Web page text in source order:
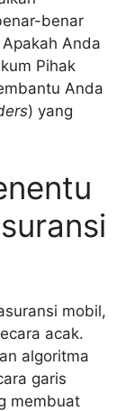
benar
Anda
Pihak
Anda
) yang
mobil,
acak.
algoritma
garis
membuat